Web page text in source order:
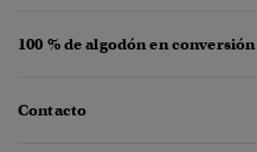
100 % de algodón en conversión
Contacto